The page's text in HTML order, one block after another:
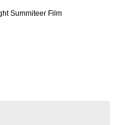
Summiteer Film